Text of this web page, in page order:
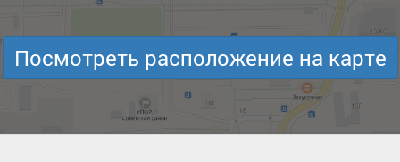
Посмотреть расположение на карте